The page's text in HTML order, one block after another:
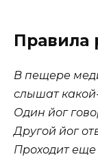
Правила
В пещере
слышат
Один йог
Другой йог
Проходит еще